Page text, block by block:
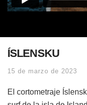
ÍSLENSKU
15 de marzo de 2023
El cortometraje